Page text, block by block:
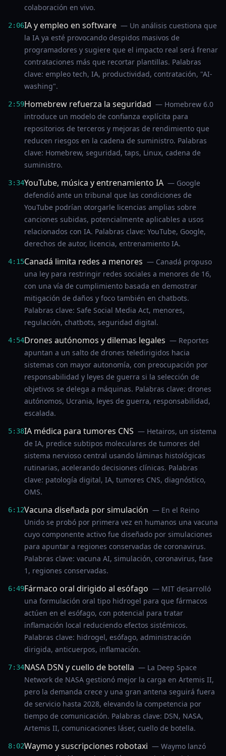
colaboración en vivo.
2:06IA y empleo en software — Un análisis cuestiona que
la IA ya esté provocando despidos masivos de
programadores y sugiere que el impacto real será frenar
contrataciones más que recortar plantillas. Palabras
clave: empleo tech, IA, productividad, contratación, "AI-
washing".
2:59Homebrew refuerza la seguridad — Homebrew 6.0
introduce un modelo de confianza explícita para
repositorios de terceros y mejoras de rendimiento que
reducen riesgos en la cadena de suministro. Palabras
clave: Homebrew, seguridad, taps, Linux, cadena de
suministro.
3:34YouTube, música y entrenamiento IA — Google
defendió ante un tribunal que las condiciones de
YouTube podrían otorgarle licencias amplias sobre
canciones subidas, potencialmente aplicables a usos
relacionados con IA. Palabras clave: YouTube, Google,
derechos de autor, licencia, entrenamiento IA.
4:15Canadá limita redes a menores — Canadá propuso
una ley para restringir redes sociales a menores de 16,
con una vía de cumplimiento basada en demostrar
mitigación de daños y foco también en chatbots.
Palabras clave: Safe Social Media Act, menores,
regulación, chatbots, seguridad digital.
4:54Drones autónomos y dilemas legales — Reportes
apuntan a un salto de drones teledirigidos hacia
sistemas con mayor autonomía, con preocupación por
responsabilidad y leyes de guerra si la selección de
objetivos se delega a máquinas. Palabras clave: drones
autónomos, Ucrania, leyes de guerra, responsabilidad,
escalada.
5:38IA médica para tumores CNS — Hetairos, un sistema
de IA, predice subtipos moleculares de tumores del
sistema nervioso central usando láminas histológicas
rutinarias, acelerando decisiones clínicas. Palabras
clave: patología digital, IA, tumores CNS, diagnóstico,
OMS.
6:12Vacuna diseñada por simulación — En el Reino
Unido se probó por primera vez en humanos una vacuna
cuyo componente activo fue diseñado por simulaciones
para apuntar a regiones conservadas de coronavirus.
Palabras clave: vacuna AI, simulación, coronavirus, fase
1, regiones conservadas.
6:49Fármaco oral dirigido al esófago — MIT desarrolló
una formulación oral tipo hidrogel para que fármacos
actúen en el esófago, con potencial para tratar
inflamación local reduciendo efectos sistémicos.
Palabras clave: hidrogel, esófago, administración
dirigida, anticuerpos, inflamación.
7:34NASA DSN y cuello de botella — La Deep Space
Network de NASA gestionó mejor la carga en Artemis II,
pero la demanda crece y una gran antena seguirá fuera
de servicio hasta 2028, elevando la competencia por
tiempo de comunicación. Palabras clave: DSN, NASA,
Artemis II, comunicaciones láser, cuello de botella.
8:02Waymo y suscripciones robotaxi — Waymo lanzó